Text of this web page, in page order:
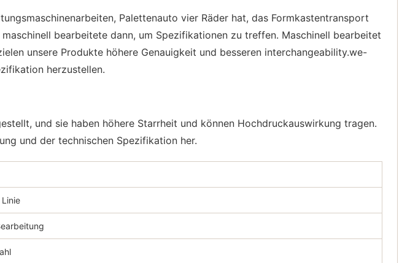
Palettenauto vier Räder hat, das Formkastentransport
bearbeitete dann, um Spezifikationen zu treffen. Maschinell bearbeitet
unsere Produkte höhere Genauigkeit und besseren interchangeability.we-
herzustellen.
und sie haben höhere Starrheit und können Hochdruckauswirkung tragen.
und der technischen Spezifikation her.